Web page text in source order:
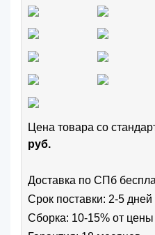
Цена товара cо
руб.
Доставка по СПб
Срок поставки: 2-5 дней
Сборка: 10-15% от цены